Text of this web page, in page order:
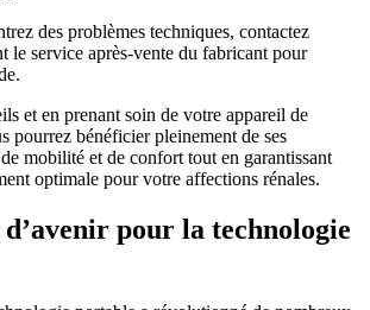
des problèmes techniques, contactez
le service après-vente du fabricant pour
et en prenant soin de votre appareil de
pourrez bénéficier pleinement de ses
mobilité et de confort tout en garantissant
optimale pour votre affections rénales.
d’avenir pour la technologie